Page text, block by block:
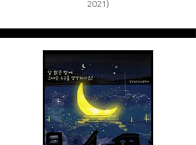
2021)